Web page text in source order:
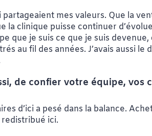
mes valeurs. Que la
la clinique puisse continuer
que je suis ce que je suis
au fil des années. J’avais aussi le
de confier votre équipe, vos
d’ici a pesé dans la balance.
redistribué ici.